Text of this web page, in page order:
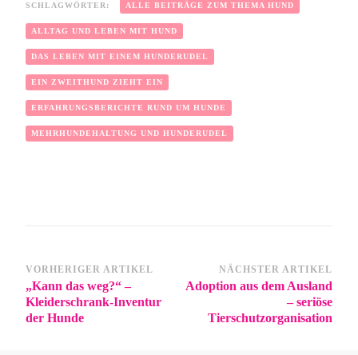
SCHLAGWÖRTER: ALLE BEITRÄGE ZUM THEMA HUND
ALLTAG UND LEBEN MIT HUND
DAS LEBEN MIT EINEM HUNDERUDEL
EIN ZWEITHUND ZIEHT EIN
ERFAHRUNGSBERICHTE RUND UM HUNDE
MEHRHUNDEHALTUNG UND HUNDERUDEL
VORHERIGER ARTIKEL
„Kann das weg?“ –
Kleiderschrank-Inventur
der Hunde
NÄCHSTER ARTIKEL
Adoption aus dem Ausland
– seriöse
Tierschutzorganisation